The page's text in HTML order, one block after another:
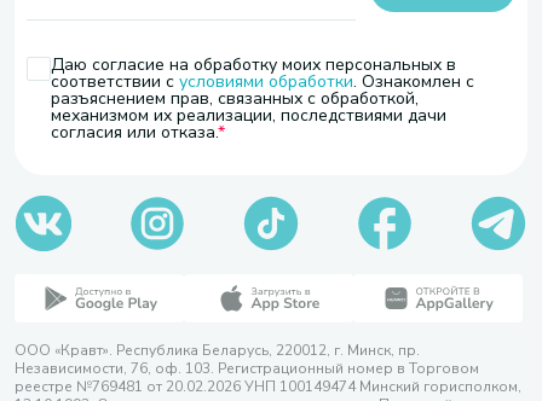
Даю согласие на обработку моих персональных в
соответствии с условиями обработки. Ознакомлен с
разъяснением прав, связанных с обработкой,
механизмом их реализации, последствиями дачи
согласия или отказа.
ООО «Кравт». Республика Беларусь, 220012, г. Минск, пр.
Независимости, 76, оф. 103. Регистрационный номер в Торговом
реестре №769481 от 20.02.2026 УНП 100149474 Минский горисполком,